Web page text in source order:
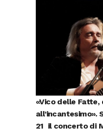
«Vico delle Fatte,
all’incantesimo».
21 il concerto di